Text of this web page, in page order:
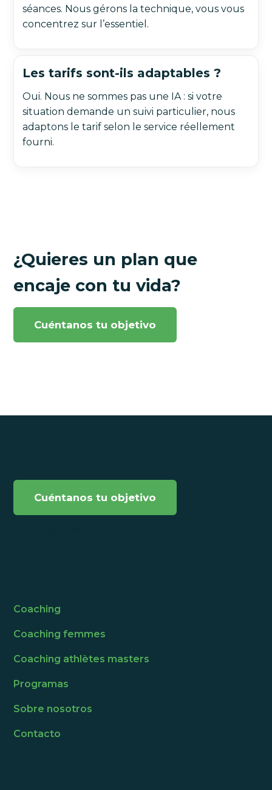
séances. Nous gérons la technique, vous vous
concentrez sur l’essentiel.
Les tarifs sont-ils adaptables ?
Oui. Nous ne sommes pas une IA : si votre
situation demande un suivi particulier, nous
adaptons le tarif selon le service réellement
fourni.
¿Quieres un plan que
encaje con tu vida?
Cuéntanos tu objetivo
Cuéntanos tu objetivo
Coaching
Coaching femmes
Coaching athlètes masters
Programas
Sobre nosotros
Contacto